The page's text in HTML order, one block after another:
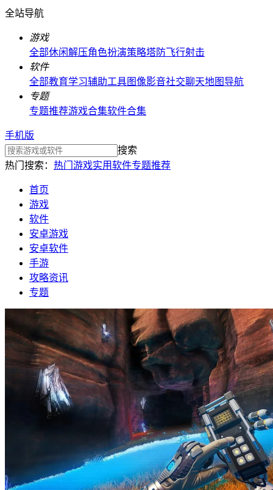
全站导航
游戏
全部休闲解压角色扮演策略塔防飞行射击
软件
全部教育学习辅助工具图像影音社交聊天地图导航
专题
专题推荐游戏合集软件合集
手机版
搜索
热门搜索： 热门游戏实用软件专题推荐
首页
游戏
软件
安卓游戏
安卓软件
手游
攻略资讯
专题